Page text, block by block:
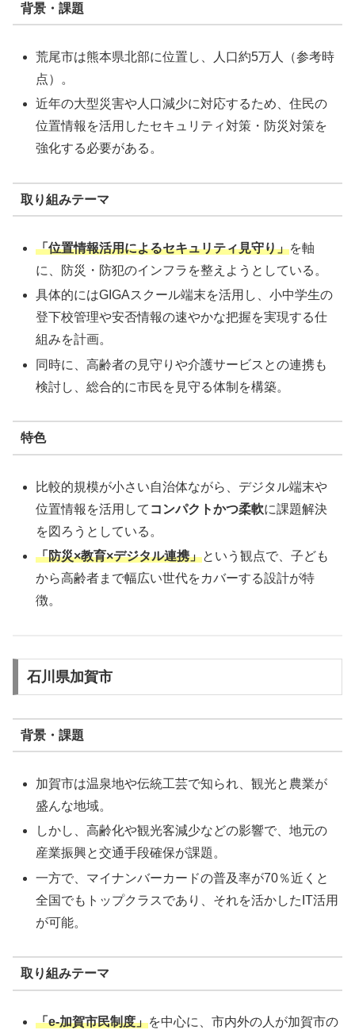
背景・課題
荒尾市は熊本県北部に位置し、人口約5万人（参考時
点）。
近年の大型災害や人口減少に対応するため、住民の
位置情報を活用したセキュリティ対策・防災対策を
強化する必要がある。
取り組みテーマ
「位置情報活用によるセキュリティ見守り」を軸
に、防災・防犯のインフラを整えようとしている。
具体的にはGIGAスクール端末を活用し、小中学生の
登下校管理や安否情報の速やかな把握を実現する仕
組みを計画。
同時に、高齢者の見守りや介護サービスとの連携も
検討し、総合的に市民を見守る体制を構築。
特色
比較的規模が小さい自治体ながら、デジタル端末や
位置情報を活用して コンパクトかつ柔軟に課題解決
を図ろうとしている。
「防災×教育×デジタル連携」という観点で、子ども
から高齢者まで幅広い世代をカバーする設計が特
徴。
石川県加賀市
背景・課題
加賀市は温泉地や伝統工芸で知られ、観光と農業が
盛んな地域。
しかし、高齢化や観光客減少などの影響で、地元の
産業振興と交通手段確保が課題。
一方で、マイナンバーカードの普及率が70％近くと
全国でもトップクラスであり、それを活かしたIT活用
が可能。
取り組みテーマ
「e-加賀市民制度」を中心に、市内外の人が加賀市の